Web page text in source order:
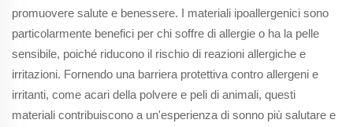
promuovere salute e benessere. I materiali ipoallergenici sono
particolarmente benefici per chi soffre di allergie o ha la pelle
sensibile, poiché riducono il rischio di reazioni allergiche e
irritazioni. Fornendo una barriera protettiva contro allergeni e
irritanti, come acari della polvere e peli di animali, questi
materiali contribuiscono a un'esperienza di sonno più salutare e